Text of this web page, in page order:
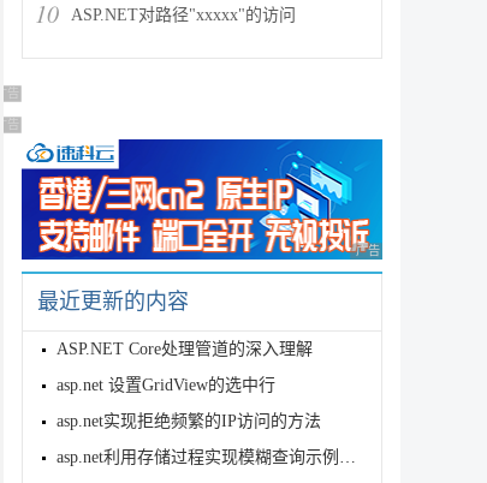
10 ASP.NET对路径"xxxxx"的访问
广告 商业广告，理性选择
广告 商业广告，理性选择
广告 商业广告，理性
最近更新的内容
ASP.NET Core处理管道的深入理解
asp.net 设置GridView的选中行
asp.net实现拒绝频繁的IP访问的方法
asp.net利用存储过程实现模糊查询示例分享